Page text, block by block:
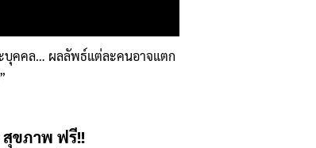
บุคคล… ผลลัพธ์แต่ละคนอาจแตก
สุขภาพ ฟรี!!